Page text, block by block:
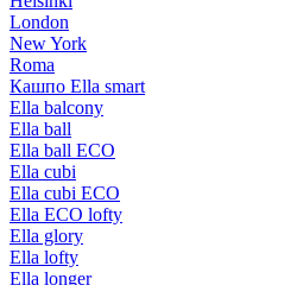
London
New York
Roma
Кашпо Ella smart
Ella balcony
Ella ball
Ella ball ECO
Ella cubi
Ella cubi ECO
Ella ECO lofty
Ella glory
Ella lofty
Ella longer